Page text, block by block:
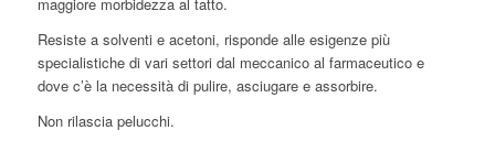
Resiste a solventi e acetoni, risponde alle esigenze più
specialistiche di vari settori dal meccanico al farmaceutico e
dove c’è la necessità di pulire, asciugare e assorbire.
Non rilascia pelucchi.